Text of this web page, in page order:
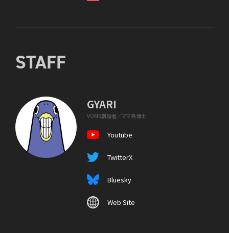
STAFF
GYARI
VOMS創設者／ママ鳥博士
Youtube
TwitterX
Bluesky
Web Site